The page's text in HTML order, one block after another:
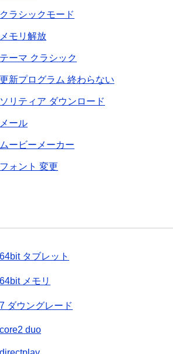
ラシックモード
モリ解放
ーマ クラシック
新プログラム 終わらない
リティア ダウンロード
ール
ービーメーカー
ォント 変更
タブレット
メモリ
ダウングレード
duo